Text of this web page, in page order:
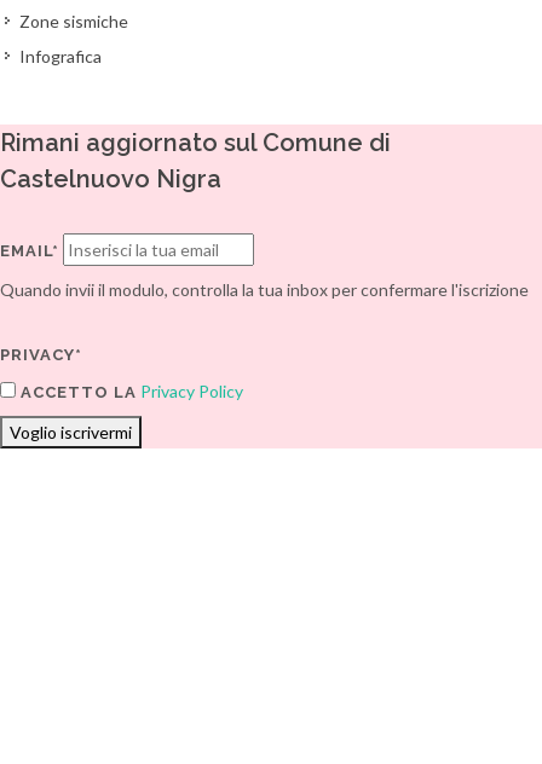
Zone sismiche
Infografica
Rimani aggiornato sul Comune di
Castelnuovo Nigra
EMAIL*
Quando invii il modulo, controlla la tua inbox per confermare l'iscrizione
PRIVACY*
ACCETTO LA Privacy Policy
Voglio iscrivermi